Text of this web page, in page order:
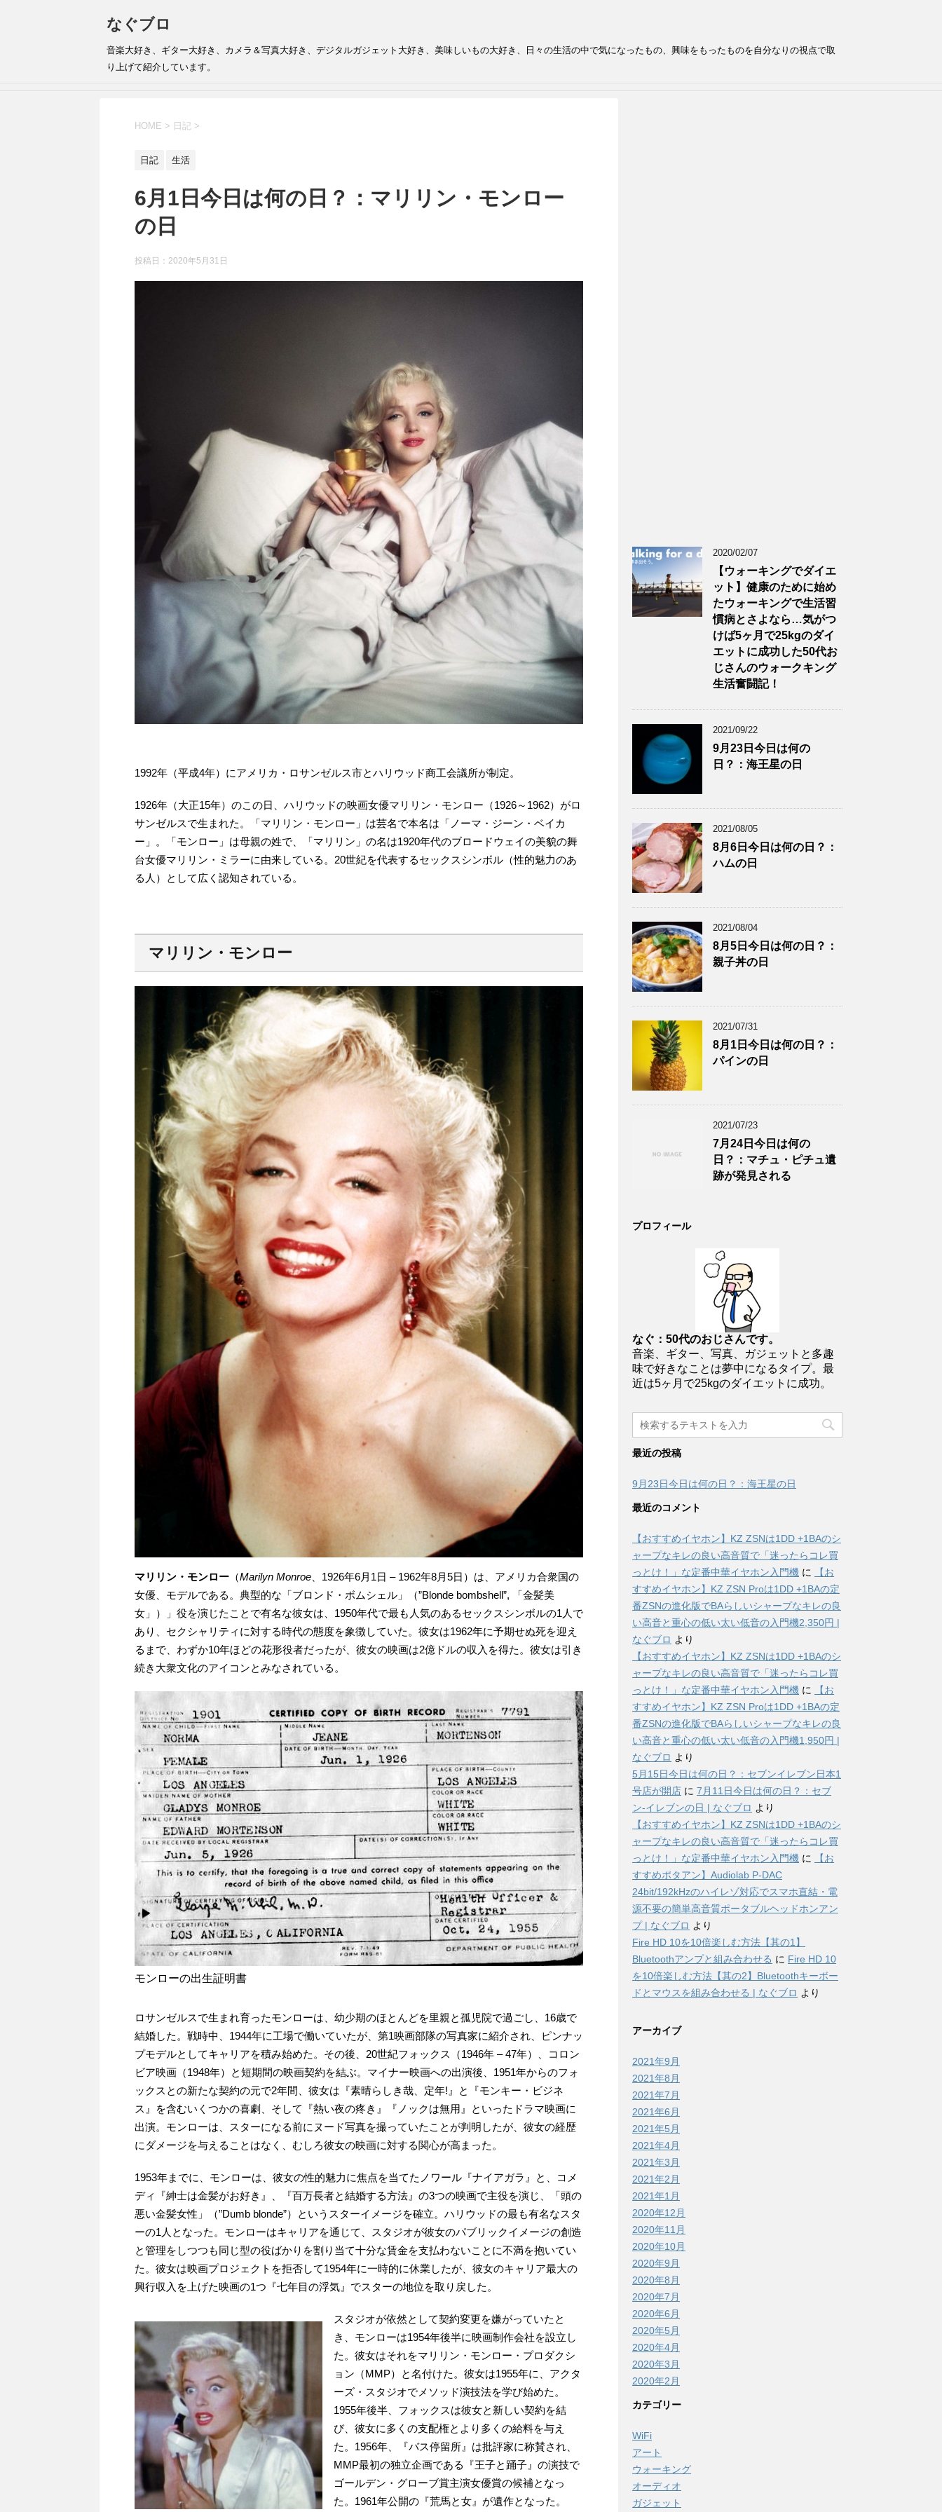
なぐブロ
音楽大好き、ギター大好き、カメラ＆写真大好き、デジタルガジェット大好き、美味しいもの大好き、日々の生活の中で気になったもの、興味をもったものを自分なりの視点で取
り上げて紹介しています。
HOME > 日記 >
日記 生活
6月1日今日は何の日？：マリリン・モンロー
の日
投稿日： 2020年5月31日
1992年（平成4年）にアメリカ・ロサンゼルス市とハリウッド商工会議所が制定。
1926年（大正15年）のこの日、ハリウッドの映画女優マリリン・モンロー（1926～1962）がロ
サンゼルスで生まれた。「マリリン・モンロー」は芸名で本名は「ノーマ・ジーン・ベイカ
ー」。「モンロー」は母親の姓で、「マリリン」の名は1920年代のブロードウェイの美貌の舞
台女優マリリン・ミラーに由来している。20世紀を代表するセックスシンボル（性的魅力のあ
る人）として広く認知されている。
マリリン・モンロー
マリリン・モンロー （Marilyn Monroe 、1926年6月1日 – 1962年8月5日）は、アメリカ合衆国の
女優、モデルである。典型的な「ブロンド・ボムシェル」（”Blonde bombshell”, 「金髪美
女」）」役を演じたことで有名な彼女は、1950年代で最も人気のあるセックスシンボルの1人で
あり、セクシャリティに対する時代の態度を象徴していた。彼女は1962年に予期せぬ死を迎え
るまで、わずか10年ほどの花形役者だったが、彼女の映画は2億ドルの収入を得た。彼女は引き
続き大衆文化のアイコンとみなされている。
モンローの出生証明書
ロサンゼルスで生まれ育ったモンローは、幼少期のほとんどを里親と孤児院で過ごし、16歳で
結婚した。戦時中、1944年に工場で働いていたが、第1映画部隊の写真家に紹介され、ピンナッ
プモデルとしてキャリアを積み始めた。その後、20世紀フォックス（1946年 – 47年）、コロン
ビア映画（1948年）と短期間の映画契約を結ぶ。マイナー映画への出演後、1951年からのフォ
ックスとの新たな契約の元で2年間、彼女は『素晴らしき哉、定年!』と『モンキー・ビジネ
ス』を含むいくつかの喜劇、そして『熱い夜の疼き』『ノックは無用』といったドラマ映画に
出演。モンローは、スターになる前にヌード写真を撮っていたことが判明したが、彼女の経歴
にダメージを与えることはなく、むしろ彼女の映画に対する関心が高まった。
1953年までに、モンローは、彼女の性的魅力に焦点を当てたノワール『ナイアガラ』と、コメ
ディ『紳士は金髪がお好き』、『百万長者と結婚する方法』の3つの映画で主役を演じ、「頭の
悪い金髪女性」（”Dumb blonde”）というスターイメージを確立。ハリウッドの最も有名なスタ
ーの1人となった。モンローはキャリアを通じて、スタジオが彼女のパブリックイメージの創造
と管理をしつつも同じ型の役ばかりを割り当て十分な賃金を支払わないことに不満を抱いてい
た。彼女は映画プロジェクトを拒否して1954年に一時的に休業したが、彼女のキャリア最大の
興行収入を上げた映画の1つ『七年目の浮気』でスターの地位を取り戻した。
スタジオが依然として契約変更を嫌がっていたと
き、モンローは1954年後半に映画制作会社を設立し
た。彼女はそれをマリリン・モンロー・プロダクシ
ョン（MMP）と名付けた。彼女は1955年に、アクタ
ーズ・スタジオでメソッド演技法を学び始めた。
1955年後半、フォックスは彼女と新しい契約を結
び、彼女に多くの支配権とより多くの給料を与え
た。1956年、『バス停留所』は批評家に称賛され、
MMP最初の独立企画である『王子と踊子』の演技で
ゴールデン・グローブ賞主演女優賞の候補となっ
た。1961年公開の『荒馬と女』が遺作となった。
2020/02/07
【ウォーキングでダイエ
ット】健康のために始め
たウォーキングで生活習
慣病とさよなら…気がつ
けば5ヶ月で25kgのダイ
エットに成功した50代お
じさんのウォークキング
生活奮闘記！
2021/09/22
9月23日今日は何の
日？：海王星の日
2021/08/05
8月6日今日は何の日？：
ハムの日
2021/08/04
8月5日今日は何の日？：
親子丼の日
2021/07/31
8月1日今日は何の日？：
パインの日
2021/07/23
7月24日今日は何の
日？：マチュ・ピチュ遺
跡が発見される
プロフィール
なぐ：50代のおじさんです。
音楽、ギター、写真、ガジェットと多趣
味で好きなことは夢中になるタイプ。最
近は5ヶ月で25kgのダイエットに成功。
最近の投稿
9月23日今日は何の日？：海王星の日
最近のコメント
【おすすめイヤホン】KZ ZSNは1DD +1BAのシ
ャープなキレの良い高音質で「迷ったらコレ買
っとけ！」な定番中華イヤホン入門機 に
【お
すすめイヤホン】KZ ZSN Proは1DD +1BAの定
番ZSNの進化版でBAらしいシャープなキレの良
い高音と重心の低い太い低音の入門機2,350円 |
なぐブロ より
【おすすめイヤホン】KZ ZSNは1DD +1BAのシ
ャープなキレの良い高音質で「迷ったらコレ買
っとけ！」な定番中華イヤホン入門機 に
【お
すすめイヤホン】KZ ZSN Proは1DD +1BAの定
番ZSNの進化版でBAらしいシャープなキレの良
い高音と重心の低い太い低音の入門機1,950円 |
なぐブロ より
5月15日今日は何の日？：セブンイレブン日本1
号店が開店 に 7月11日今日は何の日？：セブ
ン-イレブンの日 | なぐブロ より
【おすすめイヤホン】KZ ZSNは1DD +1BAのシ
ャープなキレの良い高音質で「迷ったらコレ買
っとけ！」な定番中華イヤホン入門機 に
【お
すすめポタアン】Audiolab P-DAC
24bit/192kHzのハイレゾ対応でスマホ直結・電
源不要の簡単高音質ポータブルヘッドホンアン
プ | なぐブロ より
Fire HD 10を10倍楽しむ方法【其の1】
Bluetoothアンプと組み合わせる に Fire HD 10
を10倍楽しむ方法【其の2】Bluetoothキーボー
ドとマウスを組み合わせる | なぐブロ より
アーカイブ
2021年9月
2021年8月
2021年7月
2021年6月
2021年5月
2021年4月
2021年3月
2021年2月
2021年1月
2020年12月
2020年11月
2020年10月
2020年9月
2020年8月
2020年7月
2020年6月
2020年5月
2020年4月
2020年3月
2020年2月
カテゴリー
WiFi
アート
ウォーキング
オーディオ
ガジェット